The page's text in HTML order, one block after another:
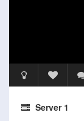
Server 1